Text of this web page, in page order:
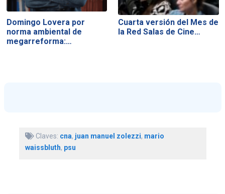
Domingo Lovera por
norma ambiental de
megarreforma:…
Cuarta versión del Mes de
la Red Salas de Cine…
Claves: cna, juan manuel zolezzi, mario
waissbluth, psu